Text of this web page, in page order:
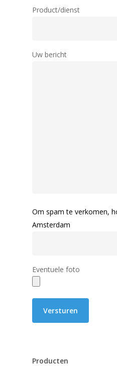
Product/dienst
Uw bericht
Om spam te verkomen,
Amsterdam
Eventuele foto
Producten